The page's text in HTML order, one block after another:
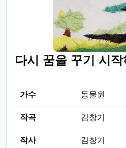
다시 꿈을 꾸기 시
가수 동물원
작곡 김창기
작사 김창기